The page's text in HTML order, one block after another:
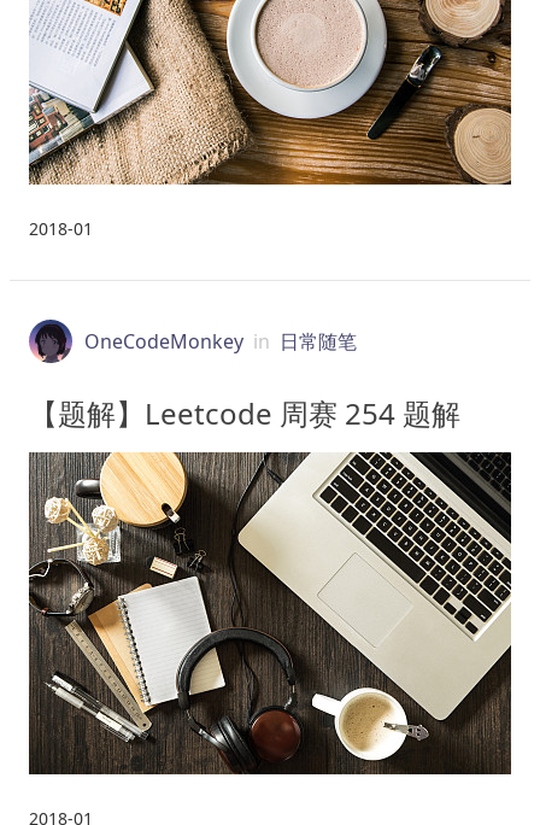
2018-01
OneCodeMonkey in 日常随笔
【题解】Leetcode 周赛 254 题解
2018-01